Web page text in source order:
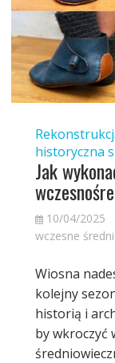
historyczna
Jak
10/04/2025
wczesne
Wiosna
kolejny
historią i
by wkroczyć